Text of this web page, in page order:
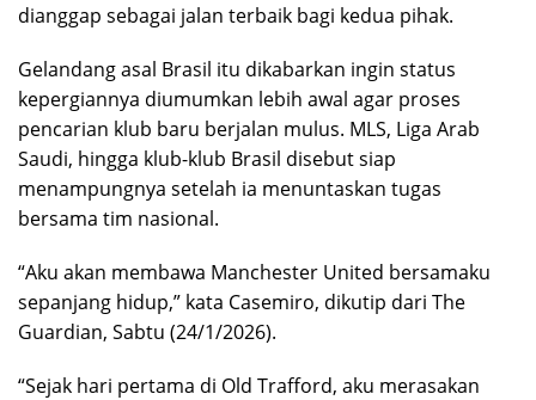
dianggap sebagai jalan terbaik bagi kedua pihak.
Gelandang asal Brasil itu dikabarkan ingin status
kepergiannya diumumkan lebih awal agar proses
pencarian klub baru berjalan mulus. MLS, Liga Arab
Saudi, hingga klub-klub Brasil disebut siap
menampungnya setelah ia menuntaskan tugas
bersama tim nasional.
“Aku akan membawa Manchester United bersamaku
sepanjang hidup,” kata Casemiro, dikutip dari The
Guardian, Sabtu (24/1/2026).
“Sejak hari pertama di Old Trafford, aku merasakan